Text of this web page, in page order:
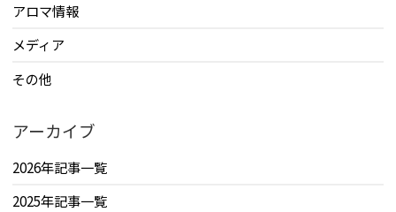
アロマ情報
メディア
その他
アーカイブ
2026年記事一覧
2025年記事一覧